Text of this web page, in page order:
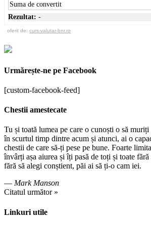
Rezultat: -
oferit de: curs-valutar-bnr.ro
Urmărește-ne pe Facebook
[custom-facebook-feed]
Chestii amestecate
Tu și toată lumea pe care o cunoști o să
în scurtul timp dintre acum și atunci, ai o
chestii de care să-ți pese pe bune. Foarte
învârți așa aiurea și îți pasă de toți și toate fără
fără să alegi conștient, păi ai să ți-o cam iei.
— Mark Manson
Citatul următor »
Linkuri utile